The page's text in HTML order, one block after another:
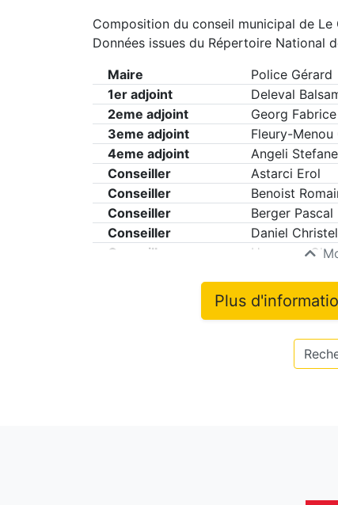
Composition du conseil municipal de Le
Données issues du Répertoire National
Maire
Police Gérard
1er adjoint
Deleval
2eme adjoint
Georg Fabrice
3eme adjoint
Fleury-Menou
4eme adjoint
Angeli Stefane
Conseiller
Astarci Erol
Conseiller
Benoist
Conseiller
Berger Pascal
Conseiller
Daniel
Conseiller
Hameury-
Plus